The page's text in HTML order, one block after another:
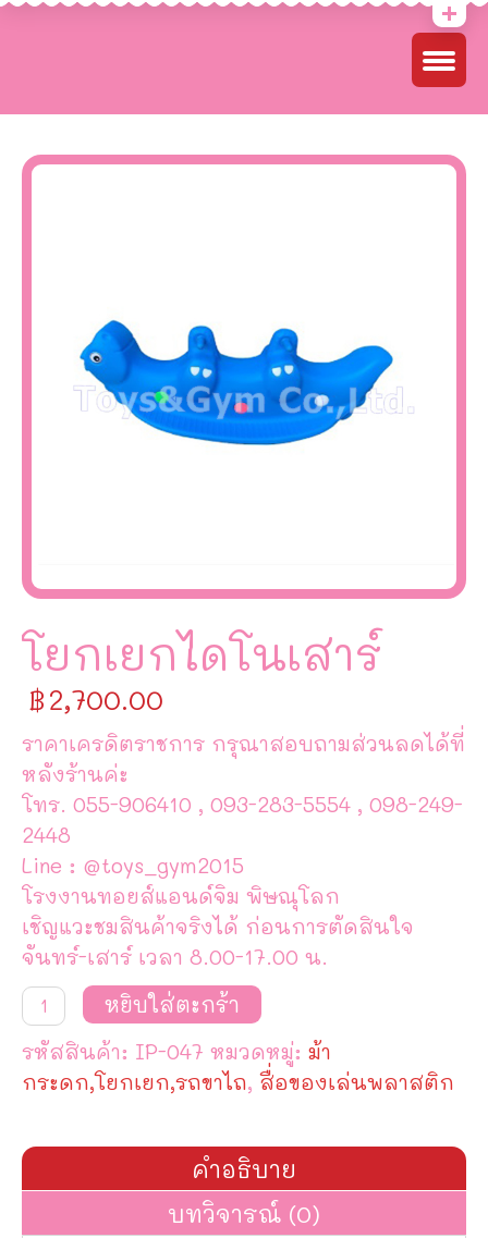
โยกเยกไดโนเสาร์
฿2,700.00
ราคาเครดิตราชการ กรุณาสอบถามส่วนลดได้ที่
หลังร้านค่ะ
โทร. 055-906410 , 093-283-5554 , 098-249-
2448
Line : @toys_gym2015
โรงงานทอยส์แอนด์จิม พิษณุโลก
เชิญแวะชมสินค้าจริงได้ ก่อนการตัดสินใจ
จันทร์-เสาร์ เวลา 8.00-17.00 น.
จำนวน
โยกเยก
ไดโนเสาร์
ชิ้น
หยิบใส่ตะกร้า
รหัสสินค้า: IP-047 หมวดหมู่: ม้า
กระดก,โยกเยก,รถขาไถ, สื่อของเล่นพลาสติก
คำอธิบาย
บทวิจารณ์ (0)